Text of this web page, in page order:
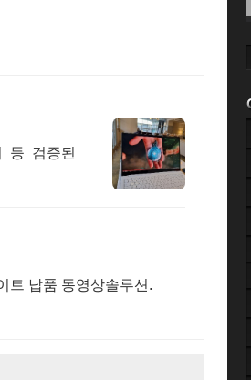
등 검증된
트 납품 동영상솔루션.